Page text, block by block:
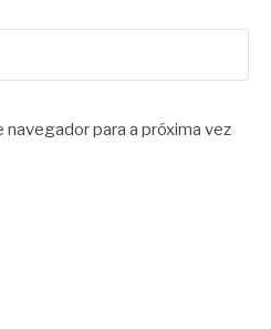
para a próxima vez